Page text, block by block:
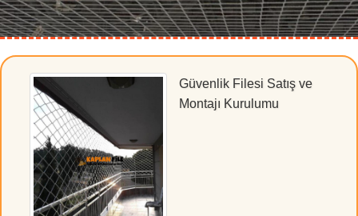
Güvenlik Filesi Satış ve
Montajı Kurulumu